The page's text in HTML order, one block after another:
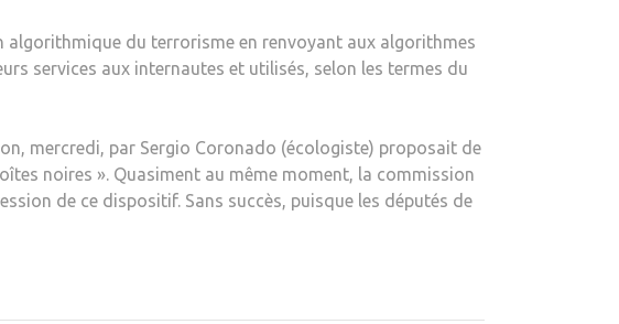
algorithmique du terrorisme en renvoyant aux algorithmes
services aux internautes et utilisés, selon les termes du
mercredi, par Sergio Coronado (écologiste) proposait de
noires ». Quasiment au même moment, la commission
de ce dispositif. Sans succès, puisque les députés de